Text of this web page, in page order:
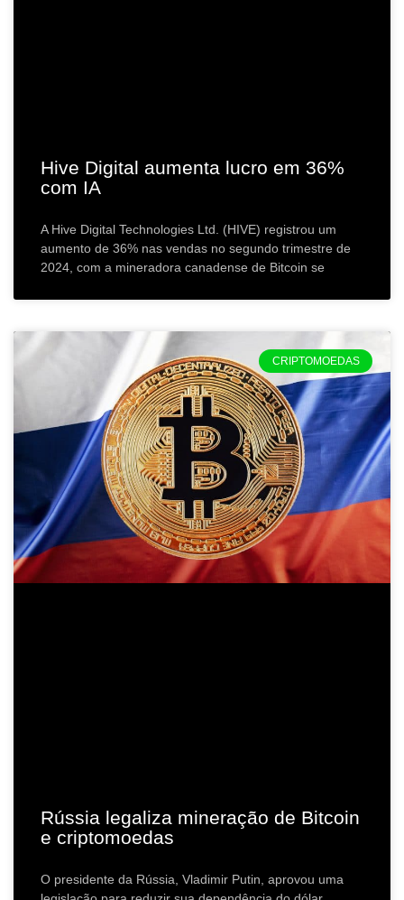
Hive Digital aumenta lucro em 36%
com IA
A Hive Digital Technologies Ltd. (HIVE) registrou um
aumento de 36% nas vendas no segundo trimestre de
2024, com a mineradora canadense de Bitcoin se
CRIPTOMOEDAS
Rússia legaliza mineração de Bitcoin
e criptomoedas
O presidente da Rússia, Vladimir Putin, aprovou uma